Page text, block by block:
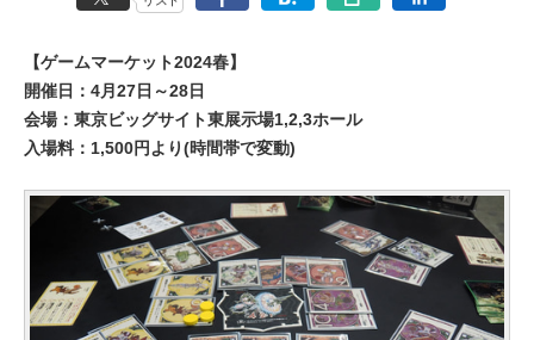
【ゲームマーケット2024春】
開催日：4月27日～28日
会場：東京ビッグサイト東展示場1,2,3ホール
入場料：1,500円より(時間帯で変動)